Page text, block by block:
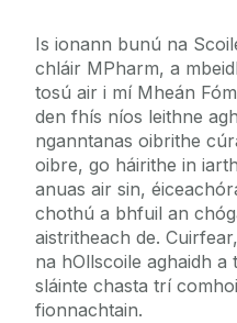
Is ionann bunú na
chláir MPharm, a
tosú air i mí Mheán
den fhís níos leithne
nganntanas oibrithe
oibre, go háirithe in
anuas air sin,
chothú a bhfuil an
aistritheach de.
na hOllscoile aghaidh
sláinte chasta trí
fionnachtain.